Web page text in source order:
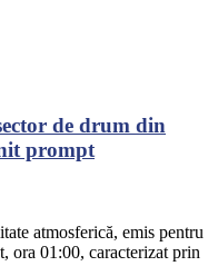
de drum din
prompt
atmosferică, emis pentru
ora 01:00, caracterizat prin